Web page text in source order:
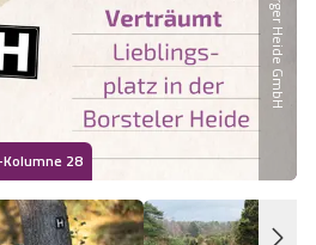
im Frühling
im Sommer
im Herbst
im Winter
28